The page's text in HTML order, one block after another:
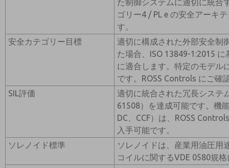
た制御システムに適切に統合
ゴリー4 / PL e の安全アーキ
す。
安全カテゴリー目標
適切に構成された外部安全制
た場合、ISO 13849-1:2015 に
に適合します。特定のモデル
です。ROSS Controls にご確
SIL評価
適切に統合された冗長システ
61508）を達成可能です。機
DC、CCF）は、ROSS
入手可能です。
ソレノイド標準
ソレノイドは、産業用油圧用
コイルに関するVDE 0580規